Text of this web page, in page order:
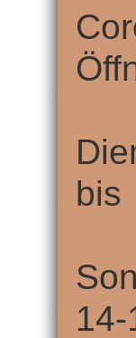
bis